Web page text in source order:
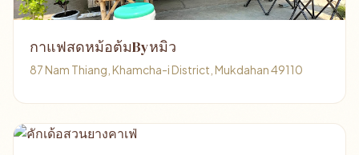
กาแฟสดหม้อต้มByหมิว
87 Nam Thiang, Khamcha-i District, Mukdahan 49110